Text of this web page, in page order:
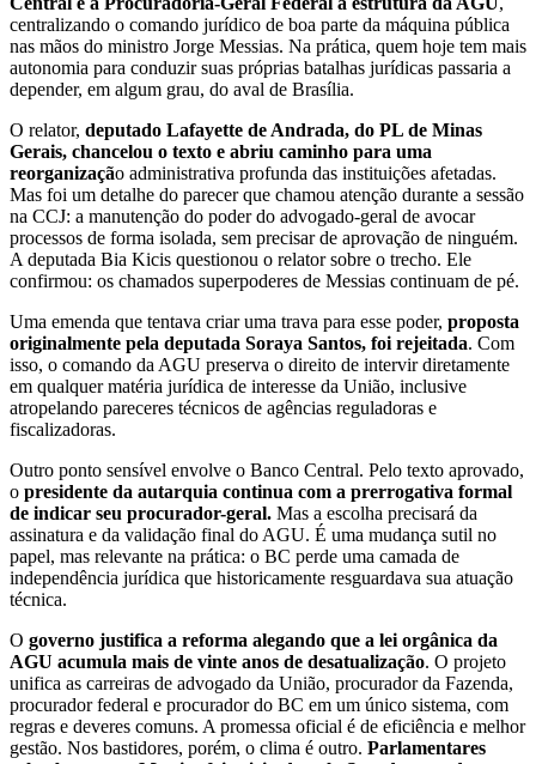
centralizando o comando jurídico de boa parte da máquina pública
nas mãos do ministro Jorge Messias. Na prática, quem hoje tem mais
autonomia para conduzir suas próprias batalhas jurídicas passaria a
depender, em algum grau, do aval de Brasília.
O relator, deputado Lafayette de Andrada, do PL de Minas
Gerais, chancelou o texto e abriu caminho para uma
reorganização administrativa profunda das instituições afetadas.
Mas foi um detalhe do parecer que chamou atenção durante a sessão
na CCJ: a manutenção do poder do advogado-geral de avocar
processos de forma isolada, sem precisar de aprovação de ninguém.
A deputada Bia Kicis questionou o relator sobre o trecho. Ele
confirmou: os chamados superpoderes de Messias continuam de pé.
Uma emenda que tentava criar uma trava para esse poder, proposta
originalmente pela deputada Soraya Santos, foi rejeitada. Com
isso, o comando da AGU preserva o direito de intervir diretamente
em qualquer matéria jurídica de interesse da União, inclusive
atropelando pareceres técnicos de agências reguladoras e
fiscalizadoras.
Outro ponto sensível envolve o Banco Central. Pelo texto aprovado,
o presidente da autarquia continua com a prerrogativa formal
de indicar seu procurador-geral. Mas a escolha precisará da
assinatura e da validação final do AGU. É uma mudança sutil no
papel, mas relevante na prática: o BC perde uma camada de
independência jurídica que historicamente resguardava sua atuação
técnica.
O governo justifica a reforma alegando que a lei orgânica da
AGU acumula mais de vinte anos de desatualização. O projeto
unifica as carreiras de advogado da União, procurador da Fazenda,
procurador federal e procurador do BC em um único sistema, com
regras e deveres comuns. A promessa oficial é de eficiência e melhor
gestão. Nos bastidores, porém, o clima é outro. Parlamentares